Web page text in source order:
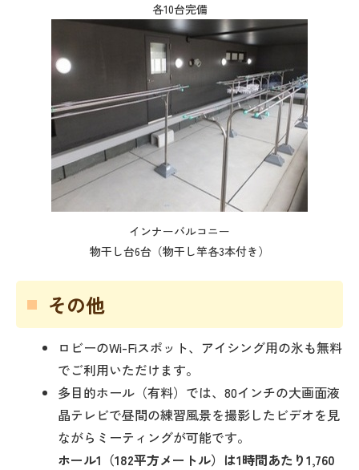
各10台完備
インナーバルコニー
物干し台6台（物干し竿各3本付き）
その他
ロビーのWi-Fiスポット、アイシング用の氷も無料
でご利用いただけます。
多目的ホール（有料）では、80インチの大画面液
晶テレビで昼間の練習風景を撮影したビデオを見
ながらミーティングが可能です。
ホール1（182平方メートル）は1時間あたり1,760